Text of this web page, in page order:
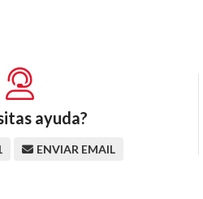
ayuda?
ENVIAR EMAIL